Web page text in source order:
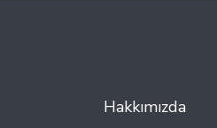
Hakkımızda